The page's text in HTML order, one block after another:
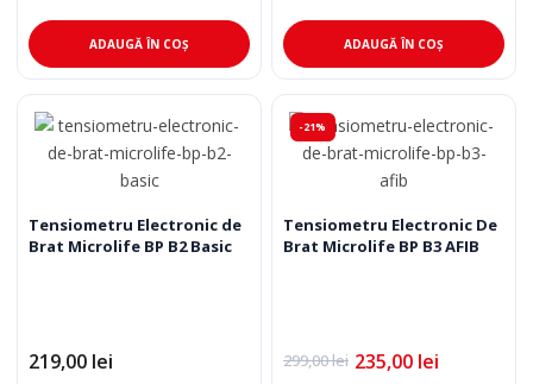
a
fost:
4.900,00 lei.
este:
3.900,00 lei.ADAUGĂ ÎN COȘ ADAUGĂ ÎN COȘ
Tensiometru Electronic de
Brat Microlife BP B2 Basic
219,00 lei
-21%
Tensiometru Electronic De
Brat Microlife BP B3 AFIB
299,00lei
Prețul 235,00 lei
Prețul